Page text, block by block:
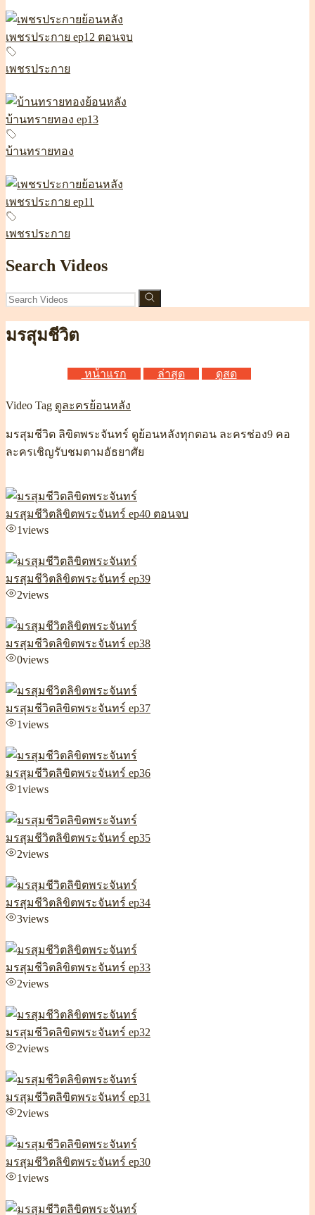
เพชรประกาย ep12 ตอนจบ
เพชรประกาย
บ้านทรายทอง ep13
บ้านทรายทอง
เพชรประกาย ep11
เพชรประกาย
Search Videos
มรสุมชีวิต
หน้าแรก ล่าสุด ดูสด
Video Tag ดูละครย้อนหลัง
มรสุมชีวิต ลิขิตพระจันทร์ ดูย้อนหลังทุกตอน ละครช่อง9 คอ
ละครเชิญรับชมตามอัธยาศัย
มรสุมชีวิตลิขิตพระจันทร์ ep40 ตอนจบ
1views
มรสุมชีวิตลิขิตพระจันทร์ ep39
2views
มรสุมชีวิตลิขิตพระจันทร์ ep38
0views
มรสุมชีวิตลิขิตพระจันทร์ ep37
1views
มรสุมชีวิตลิขิตพระจันทร์ ep36
1views
มรสุมชีวิตลิขิตพระจันทร์ ep35
2views
มรสุมชีวิตลิขิตพระจันทร์ ep34
3views
มรสุมชีวิตลิขิตพระจันทร์ ep33
2views
มรสุมชีวิตลิขิตพระจันทร์ ep32
2views
มรสุมชีวิตลิขิตพระจันทร์ ep31
2views
มรสุมชีวิตลิขิตพระจันทร์ ep30
1views